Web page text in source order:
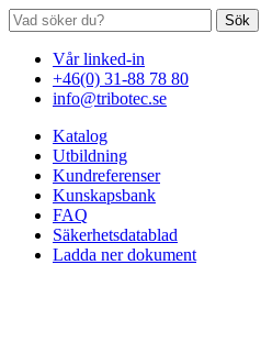
Sök
Vår linked-in
+46(0) 31-88 78 80
info@tribotec.se
Katalog
Utbildning
Kundreferenser
Kunskapsbank
FAQ
Säkerhetsdatablad
Ladda ner dokument